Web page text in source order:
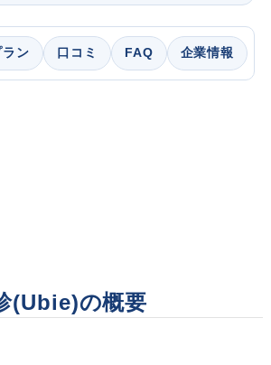
ン 口コミ FAQ 企業情報
(Ubie)の概要